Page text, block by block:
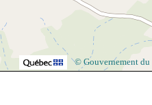
© Gouvernement du